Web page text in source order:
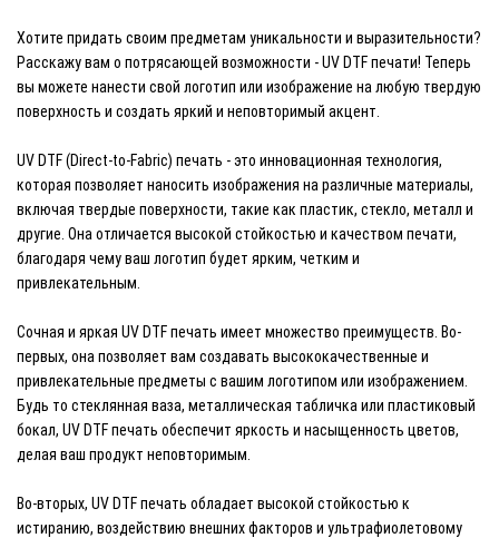
Хотите придать своим предметам уникальности и выразительности?
Расскажу вам о потрясающей возможности - UV DTF печати! Теперь
вы можете нанести свой логотип или изображение на любую твердую
поверхность и создать яркий и неповторимый акцент.
UV DTF (Direct-to-Fabric) печать - это инновационная технология,
которая позволяет наносить изображения на различные материалы,
включая твердые поверхности, такие как пластик, стекло, металл и
другие. Она отличается высокой стойкостью и качеством печати,
благодаря чему ваш логотип будет ярким, четким и
привлекательным.
Сочная и яркая UV DTF печать имеет множество преимуществ. Во-
первых, она позволяет вам создавать высококачественные и
привлекательные предметы с вашим логотипом или изображением.
Будь то стеклянная ваза, металлическая табличка или пластиковый
бокал, UV DTF печать обеспечит яркость и насыщенность цветов,
делая ваш продукт неповторимым.
Во-вторых, UV DTF печать обладает высокой стойкостью к
истиранию, воздействию внешних факторов и ультрафиолетовому